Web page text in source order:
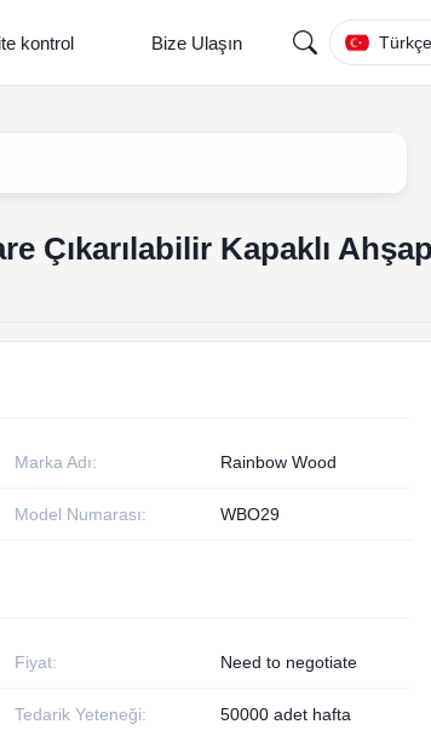
kontrol Bize Ulaşın
Çıkarılabilir Kapaklı
Marka Adı: Rainbow Wood
Model Numarası: WBO29
Fiyat: Need to negotiate
Tedarik Yeteneği: 50000 adet hafta